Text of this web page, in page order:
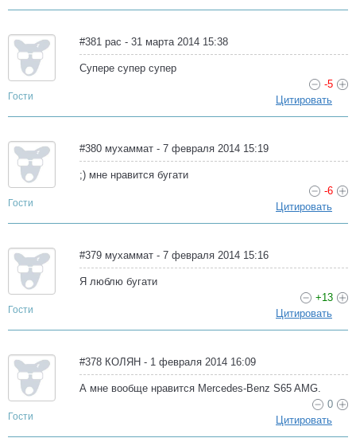
Гости
#381 рас - 31 марта 2014 15:38
Супере супер супер
-5
Цитировать
Гости
#380 мухаммат - 7 февраля 2014 15:19
;) мне нравится бугати
-6
Цитировать
Гости
#379 мухаммат - 7 февраля 2014 15:16
Я люблю бугати
+13
Цитировать
Гости
#378 КОЛЯН - 1 февраля 2014 16:09
А мне вообще нравится Mercedes-Benz S65 AMG.
0
Цитировать